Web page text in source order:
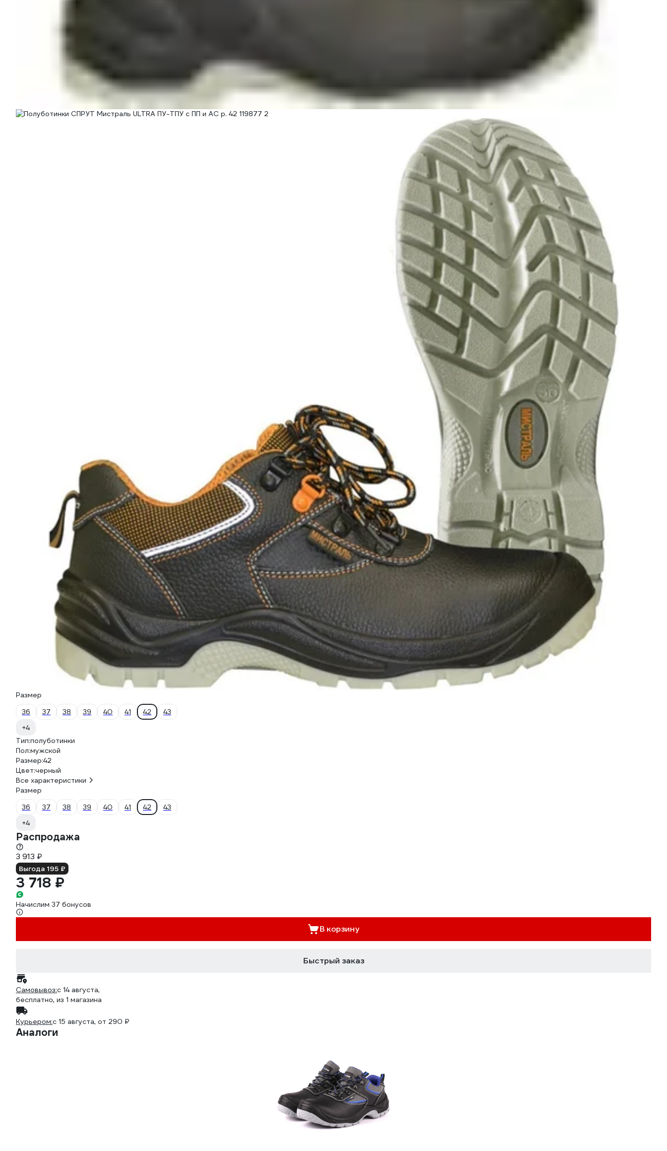
Размер
36
37 38 39 40 41 42
43
+4
Тип:полуботинки
Пол:мужской
Размер:42
Цвет:черный
Все характеристики
Размер
36
37 38 39 40 41 42
43
+4
Распродажа
3 913 ₽
Выгода 195 ₽
3 718 ₽
Начислим 37 бонусов
В корзину
Быстрый заказ
Самовывоз:c 14 августа,
бесплатно, из 1 магазина
Курьером:c 15 августа, от 290 ₽
Аналоги